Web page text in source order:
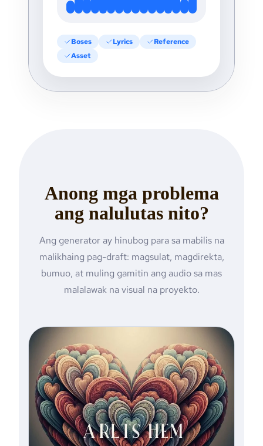
Boses Lyrics
Reference
Asset
Anong mga problema
ang nalulutas nito?
Ang generator ay hinubog para sa mabilis na
malikhaing pag-draft: magsulat, magdirekta,
bumuo, at muling gamitin ang audio sa mas
malalawak na visual na proyekto.